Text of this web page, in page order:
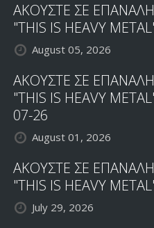
ΑΚΟΥΣΤΕ ΣΕ
"THIS IS HEAVY
August 05, 2026
ΑΚΟΥΣΤΕ ΣΕ
"THIS IS HEAVY
07-26
August 01, 2026
ΑΚΟΥΣΤΕ ΣΕ
"THIS IS HEAVY
July 29, 2026